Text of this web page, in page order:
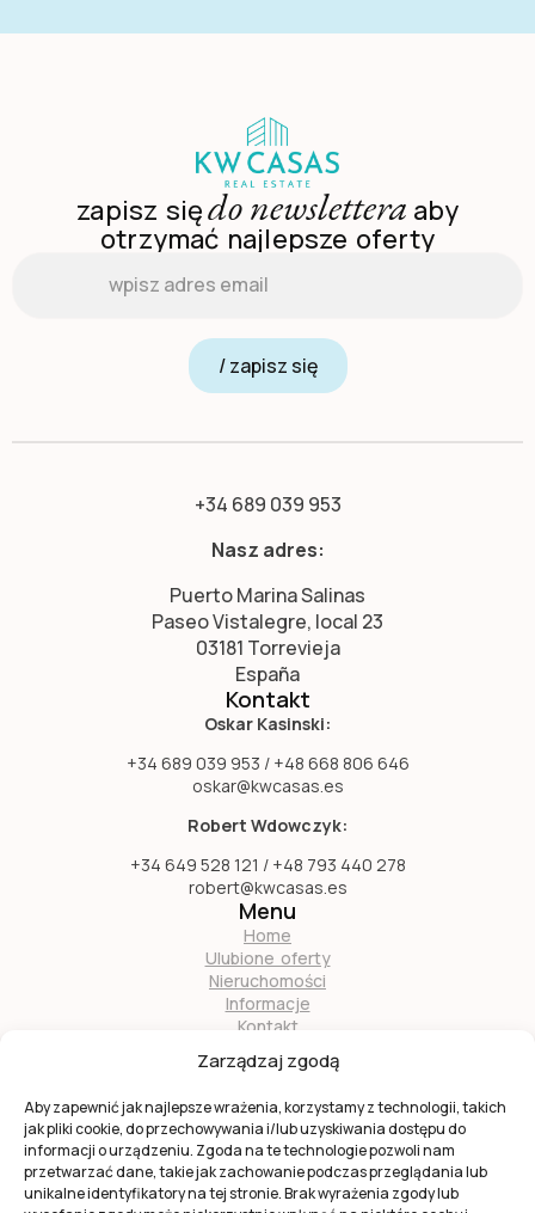
Zarządzaj zgodą
Aby zapewnić jak najlepsze wrażenia, korzystamy z technologii, takich
jak pliki cookie, do przechowywania i/lub uzyskiwania dostępu do
informacji o urządzeniu. Zgoda na te technologie pozwoli nam
przetwarzać dane, takie jak zachowanie podczas przeglądania lub
unikalne identyfikatory na tej stronie. Brak wyrażenia zgody lub
zapisz siędo newslettera aby
otrzymać najlepsze oferty
/ zapisz się
+34 689 039 953
Nasz adres:
Puerto Marina Salinas
Paseo Vistalegre, local 23
03181 Torrevieja
España
Kontakt
Oskar Kasinski:
+34 689 039 953 / +48 668 806 646
oskar@kwcasas.es
Robert Wdowczyk:
+34 649 528 121 / +48 793 440 278
robert@kwcasas.es
Menu
Home
Ulubione oferty
Nieruchomości
Informacje
Kontakt
Zostań naszym partnerem